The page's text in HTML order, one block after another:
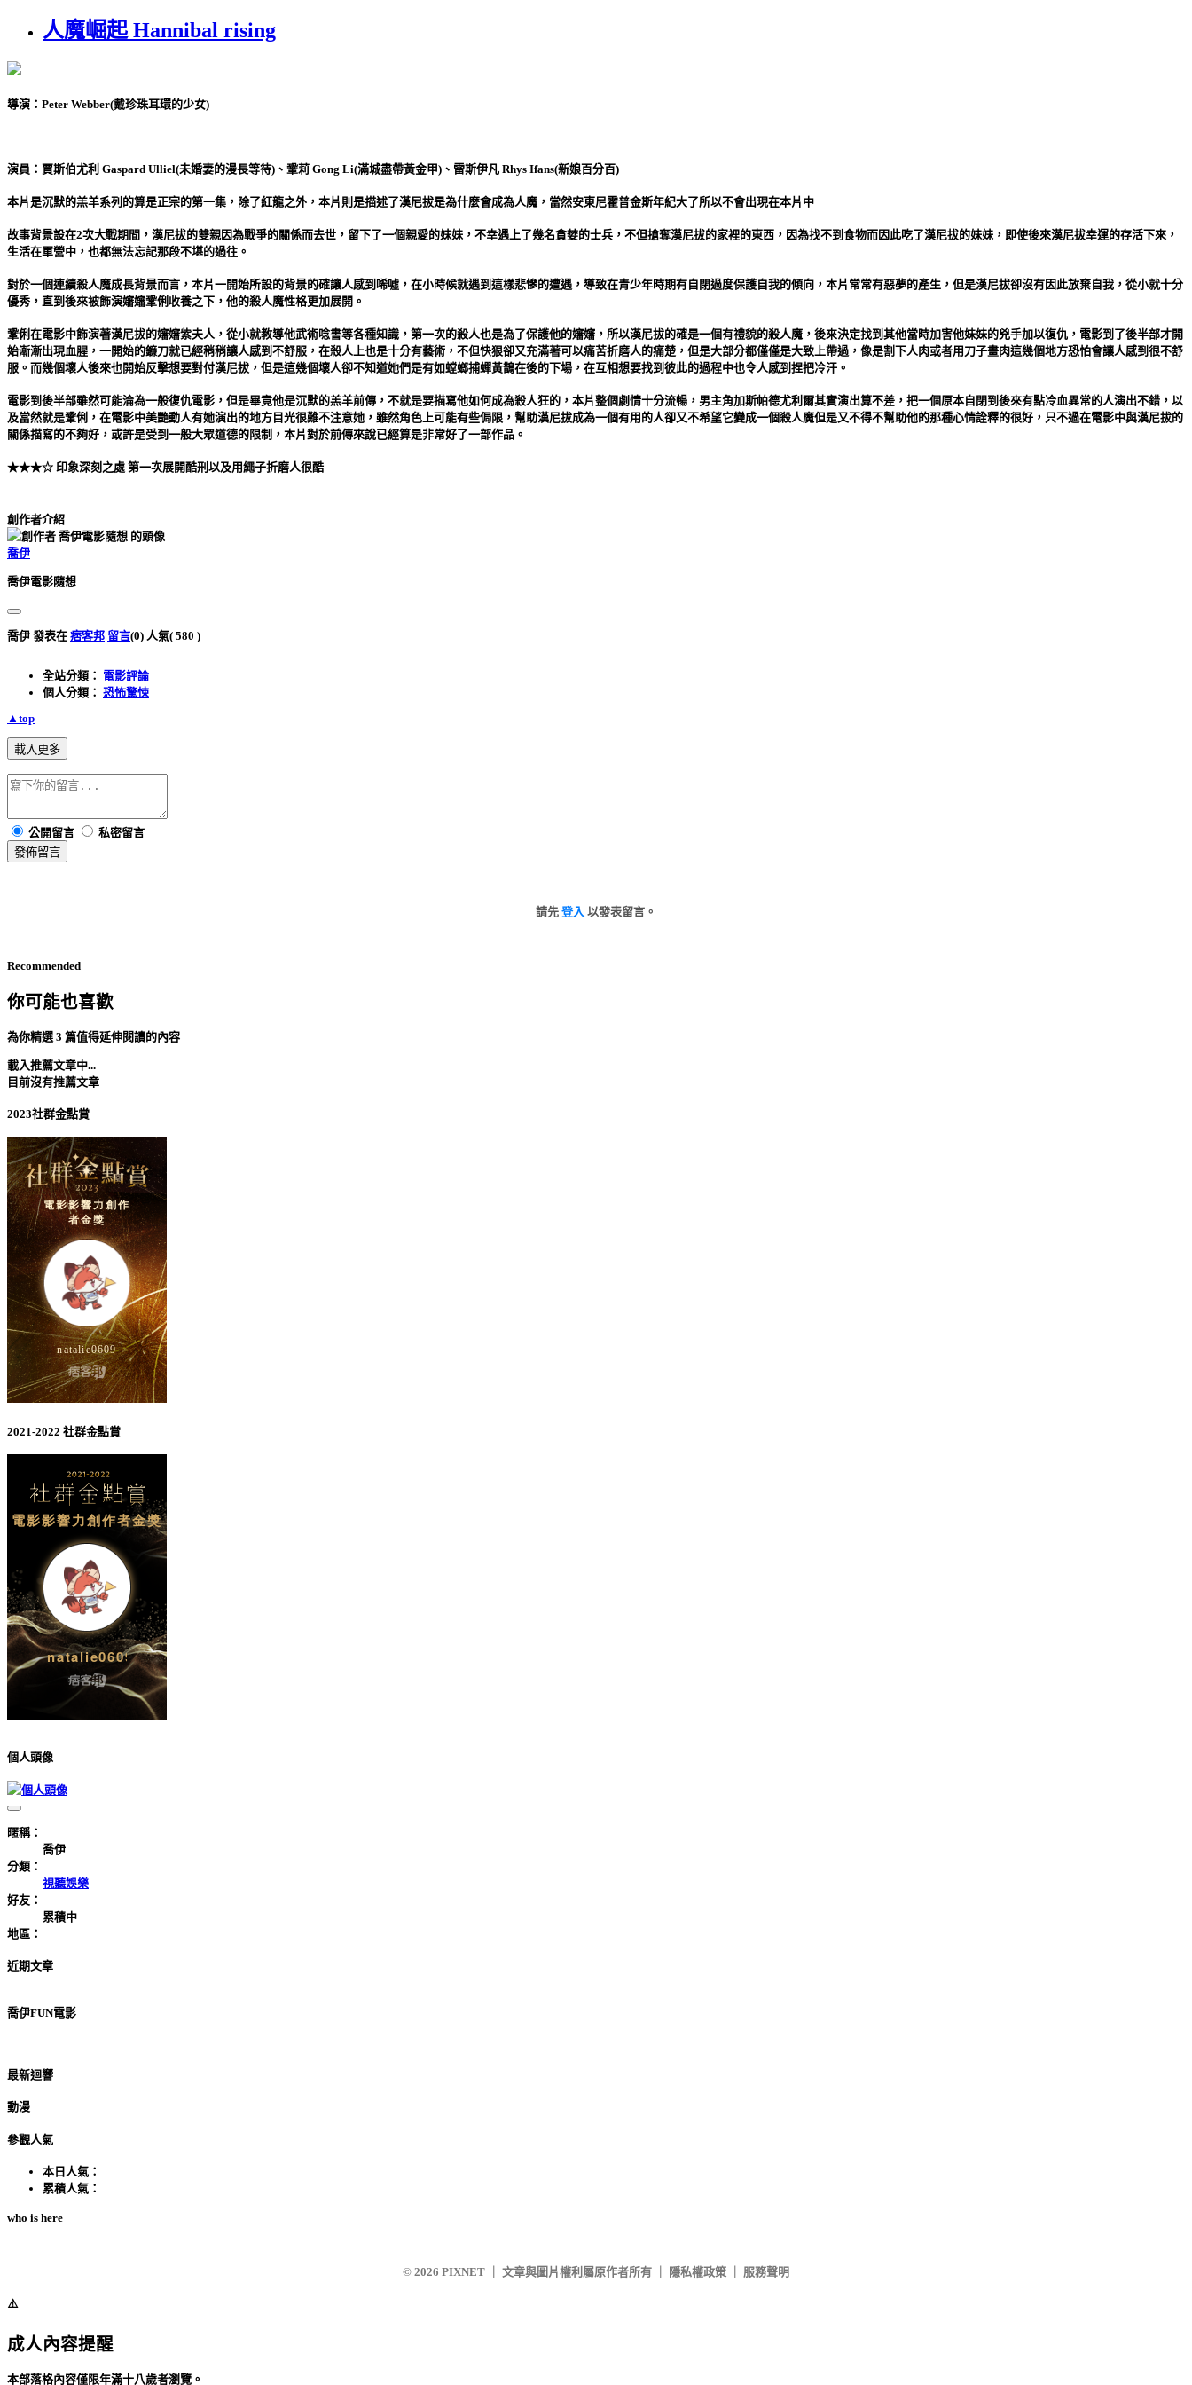
人魔崛起 Hannibal rising
導演：Peter Webber(戴珍珠耳環的少女)
演員：賈斯伯尤利 Gaspard Ulliel(未婚妻的漫長等待)、鞏莉 Gong Li(滿城盡帶黃金甲)、雷斯伊凡 Rhys Ifans(新娘百分百)
本片是沉默的羔羊系列的算是正宗的第一集，除了紅龍之外，本片則是描述了漢尼拔是為什麼會成為人魔，當然安東尼霍普金斯年紀大了所以不會出現在本片中
故事背景設在2次大戰期間，漢尼拔的雙親因為戰爭的關係而去世，留下了一個親愛的妹妹，不幸遇上了幾名貪婪的士兵，不但搶奪漢尼拔的家裡的東西，因為找不到食物而因此吃了漢尼拔的妹妹，即使後來漢尼拔幸運的存活下來，
生活在軍營中，也都無法忘記那段不堪的過往。
對於一個連續殺人魔成長背景而言，本片一開始所設的背景的確讓人感到唏噓，在小時候就遇到這樣悲慘的遭遇，導致在青少年時期有自閉過度保護自我的傾向，本片常常有惡夢的產生，但是漢尼拔卻沒有因此放棄自我，從小就十分
優秀，直到後來被飾演嬸嬸鞏俐收養之下，他的殺人魔性格更加展開。
鞏俐在電影中飾演著漢尼拔的嬸嬸紫夫人，從小就教導他武術唸書等各種知識，第一次的殺人也是為了保護他的嬸嬸，所以漢尼拔的確是一個有禮貌的殺人魔，後來決定找到其他當時加害他妹妹的兇手加以復仇，電影到了後半部才開
始漸漸出現血腥，一開始的鐮刀就已經稍稍讓人感到不舒服，在殺人上也是十分有藝術，不但快狠卻又充滿著可以痛苦折磨人的痛楚，但是大部分都僅僅是大致上帶過，像是割下人肉或者用刀子畫肉這幾個地方恐怕會讓人感到很不舒
服。而幾個壞人後來也開始反擊想要對付漢尼拔，但是這幾個壞人卻不知道她們是有如螳螂捕蟬黃鵲在後的下場，在互相想要找到彼此的過程中也令人感到捏把冷汗。
電影到後半部雖然可能淪為一般復仇電影，但是畢竟他是沉默的羔羊前傳，不就是要描寫他如何成為殺人狂的，本片整個劇情十分流暢，男主角加斯帕德尤利爾其實演出算不差，把一個原本自閉到後來有點冷血異常的人演出不錯，以
及當然就是鞏俐，在電影中美艷動人有她演出的地方目光很難不注意她，雖然角色上可能有些侷限，幫助漢尼拔成為一個有用的人卻又不希望它變成一個殺人魔但是又不得不幫助他的那種心情詮釋的很好，只不過在電影中與漢尼拔的
關係描寫的不夠好，或許是受到一般大眾道德的限制，本片對於前傳來說已經算是非常好了一部作品。
★★★☆ 印象深刻之處 第一次展開酷刑以及用繩子折磨人很酷
創作者介紹
喬伊
喬伊電影隨想
喬伊 發表在 痞客邦 留言(0) 人氣( 580 )
全站分類： 電影評論
個人分類： 恐怖驚悚
▲top
載入更多
公開留言
私密留言
發佈留言
請先 登入 以發表留言。
Recommended
你可能也喜歡
為你精選 3 篇值得延伸閱讀的內容
載入推薦文章中...
目前沒有推薦文章
2023社群金點賞
2021-2022 社群金點賞
個人頭像
暱稱：
喬伊
分類：
視聽娛樂
好友：
累積中
地區：
近期文章
喬伊FUN電影
最新迴響
動漫
參觀人氣
本日人氣：
累積人氣：
who is here
© 2026 PIXNET 文章與圖片權利屬原作者所有 隱私權政策 服務聲明
⚠️
成人內容提醒
本部落格內容僅限年滿十八歲者瀏覽。